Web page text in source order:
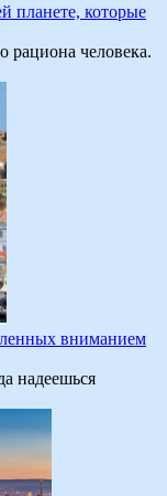
планете, которые
рациона человека.
вниманием
надеешься